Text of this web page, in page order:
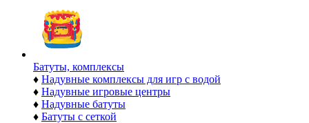
Батуты, комплексы
♦ Надувные комплексы для игр с водой
♦ Надувные игровые центры
♦ Надувные батуты
♦ Батуты с сеткой